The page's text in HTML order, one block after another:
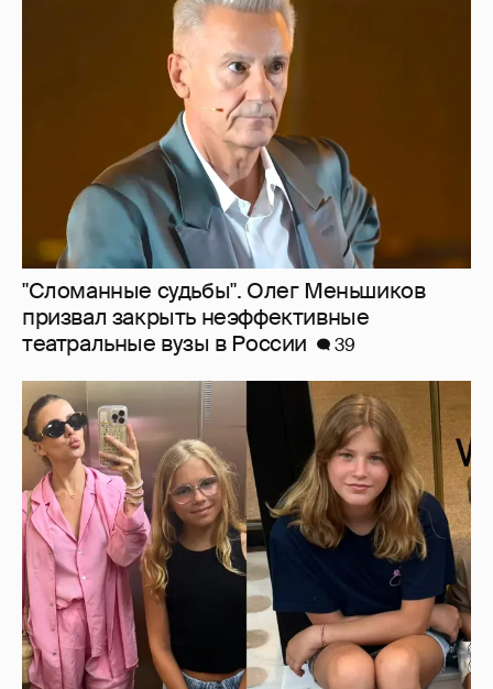
"Сломанные судьбы". Олег Меньшиков
призвал закрыть неэффективные
театральные вузы в России
Внучки Светланы и Фёдора Бондарчук
отдыхают в Испании с матерью и братьями
32